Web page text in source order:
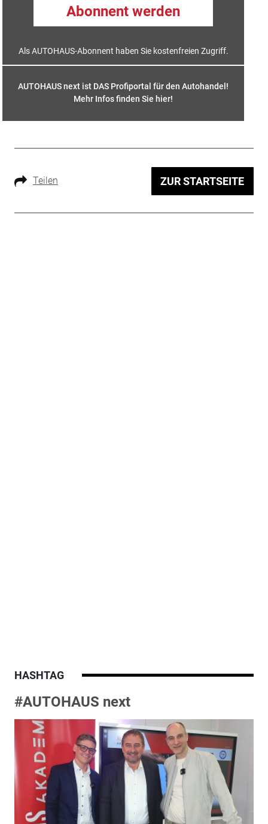
Abonnent werden
Als AUTOHAUS-Abonnent haben Sie kostenfreien Zugriff.
AUTOHAUS next ist DAS Profiportal für den Autohandel!
Mehr Infos finden Sie hier!
Teilen ZUR STARTSEITE
HASHTAG
#AUTOHAUS next